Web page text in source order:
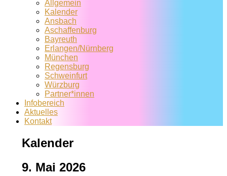
Allgemein
Kalender
Ansbach
Aschaffenburg
Bayreuth
Erlangen/Nürnberg
München
Regensburg
Schweinfurt
Würzburg
Partner*innen
Infobereich
Aktuelles
Kontakt
Kalender
9. Mai 2026